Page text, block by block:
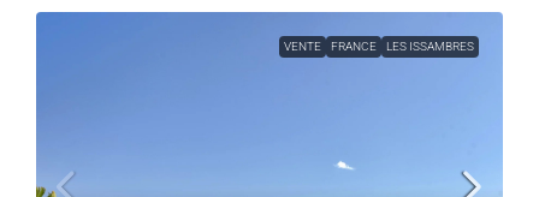
VENTE FRANCE LES ISSAMBRES